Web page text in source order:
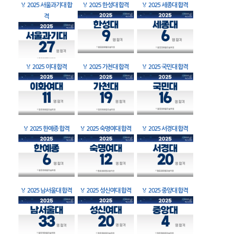
🏅 2025 서울과기대 합
격
🏅 2025 한성대 합격 🏅 2025 세종대 합격
🏅 2025 이대 합격 🏅 2025 가천대 합격 🏅 2025 국민대 합격
🏅 2025 한예종 합격 🏅 2025 숙명여대 합격 🏅 2025 서경대 합격
🏅 2025 남서울대 합격 🏅 2025 성신여대 합격 🏅 2025 중앙대 합격